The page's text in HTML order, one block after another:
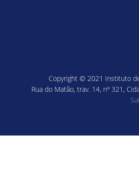
Copyright © 2021 Instituto
Rua do Matão, trav. 14, nº 321,